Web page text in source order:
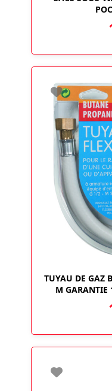
TUYAU DE GAZ
M GARANTIE